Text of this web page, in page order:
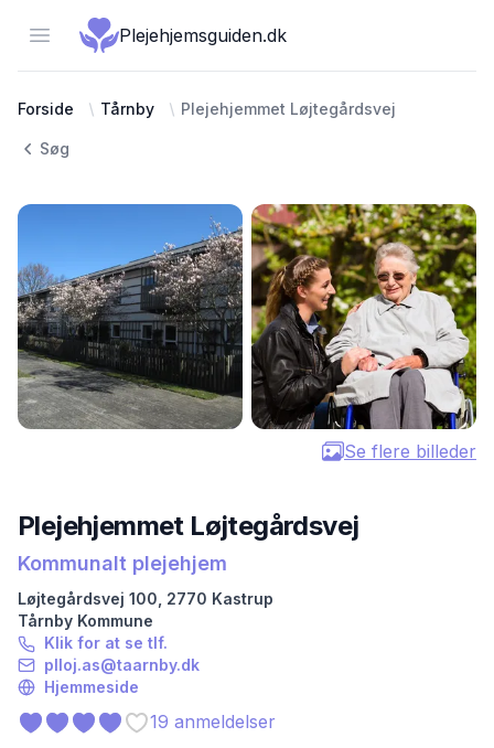
Open menuPlejehjemsguiden.dk
Forside Tårnby Plejehjemmet Løjtegårdsvej
Søg
Se flere billeder
Plejehjemmet Løjtegårdsvej
Kommunalt plejehjem
Løjtegårdsvej 100 2770 Kastrup
Tårnby Kommune
Klik for at se tlf.
plloj.as@taarnby.dk
Hjemmeside
19 anmeldelser